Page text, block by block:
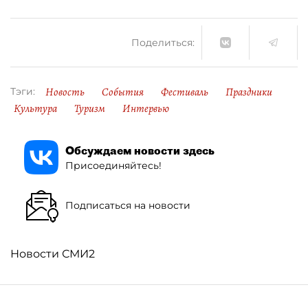
Поделиться:
Тэги: Новость События Фестиваль
Праздники
Культура
Туризм Интервью
Обсуждаем новости здесь
Присоединяйтесь!
Подписаться на новости
Новости СМИ2